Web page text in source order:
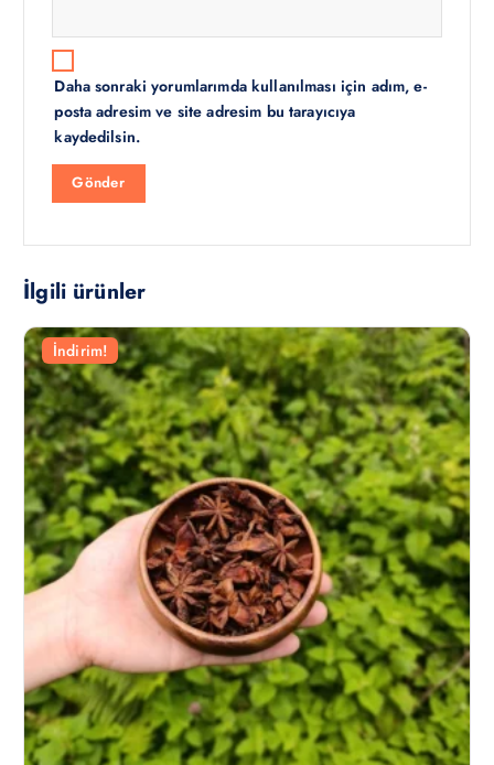
Daha sonraki yorumlarımda kullanılması için adım, e-
posta adresim ve site adresim bu tarayıcıya
kaydedilsin.
İlgili ürünler
İndirim!